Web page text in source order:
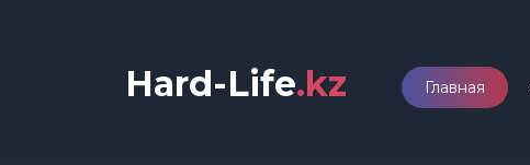
Hard-Life.kz Главная